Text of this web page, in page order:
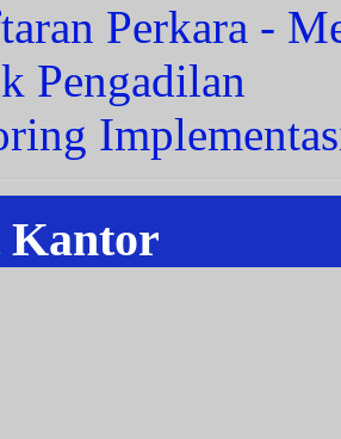
Perkara -
Pengadilan
Kantor